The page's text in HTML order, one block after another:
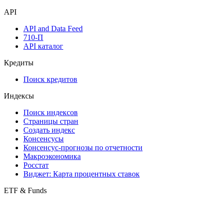
API
API and Data Feed
710-П
API каталог
Кредиты
Поиск кредитов
Индексы
Поиск индексов
Страницы стран
Создать индекс
Консенсусы
Консенсус-прогнозы по отчетности
Макроэкономика
Росстат
Виджет: Карта процентных ставок
ETF & Funds